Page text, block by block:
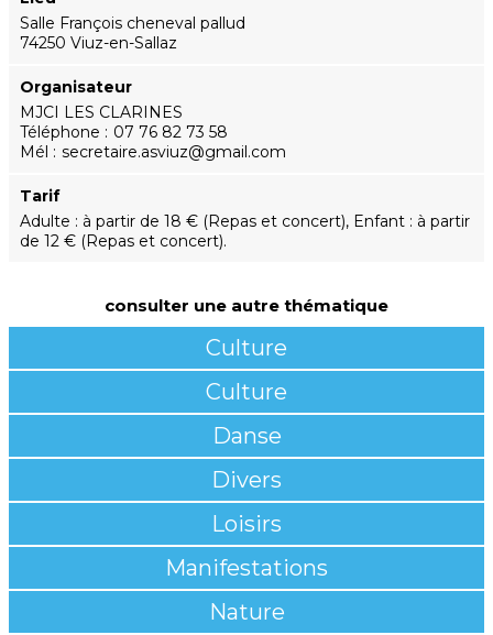
Salle François cheneval pallud
74250 Viuz-en-Sallaz
Organisateur
MJCI LES CLARINES
Téléphone
07 76 82 73 58
Mél
secretaire.asviuz@gmail.com
Tarif
Adulte : à partir de 18 € (Repas et concert), Enfant : à partir
de 12 € (Repas et concert).
consulter une autre thématique
Culture
Culture
Danse
Divers
Loisirs
Manifestations
Nature